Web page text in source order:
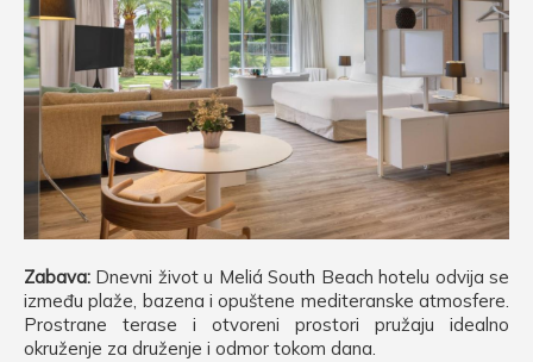
Zabava: Dnevni život u Meliá South Beach hotelu odvija se
između plaže, bazena i opuštene mediteranske atmosfere.
Prostrane terase i otvoreni prostori pružaju idealno
okruženje za druženje i odmor tokom dana.